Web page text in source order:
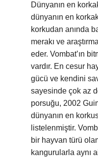
Dünyanın en
dünyanın en
korkudan anında
merakı ve
eder. Vombat’ın
vardır. En cesur
gücü ve kendini
sayesinde çok az
porsuğu, 2002
dünyanın en
listelenmiştir.
bir hayvan türü
kangurularla aynı